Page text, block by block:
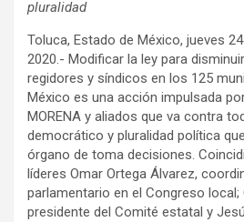
pluralidad
Toluca, Estado de México, jueves
2020.- Modificar la ley para
regidores y síndicos en los 125
México es una acción impulsada
MORENA y aliados que va contra
democrático y pluralidad política
órgano de toma decisiones.
líderes Omar Ortega Álvarez,
parlamentario en el Congreso local;
presidente del Comité estatal y